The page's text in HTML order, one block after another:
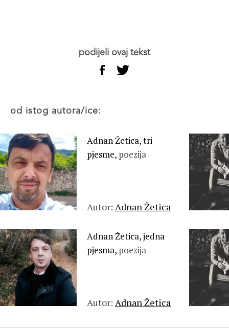
podijeli ovaj tekst
od istog autora/ice:
Adnan Žetica, tri
pjesme, poezija
Autor: Adnan Žetica
Adnan Žetica, jedna
pjesma, poezija
Autor: Adnan Žetica